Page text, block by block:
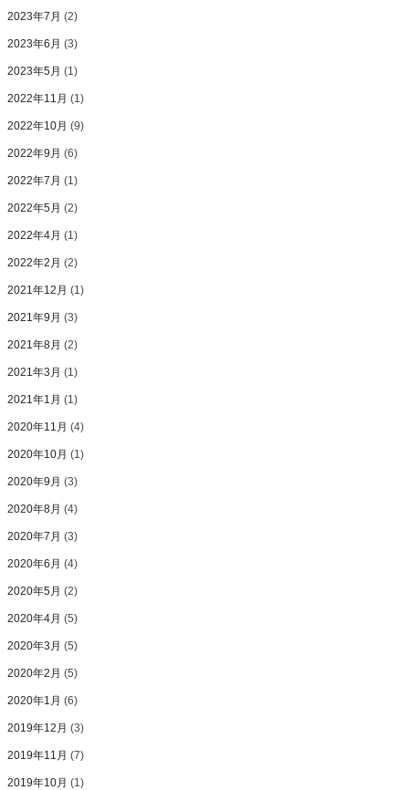
2023年7月 (2)
2023年6月 (3)
2023年5月 (1)
2022年11月 (1)
2022年10月 (9)
2022年9月 (6)
2022年7月 (1)
2022年5月 (2)
2022年4月 (1)
2022年2月 (2)
2021年12月 (1)
2021年9月 (3)
2021年8月 (2)
2021年3月 (1)
2021年1月 (1)
2020年11月 (4)
2020年10月 (1)
2020年9月 (3)
2020年8月 (4)
2020年7月 (3)
2020年6月 (4)
2020年5月 (2)
2020年4月 (5)
2020年3月 (5)
2020年2月 (5)
2020年1月 (6)
2019年12月 (3)
2019年11月 (7)
2019年10月 (1)